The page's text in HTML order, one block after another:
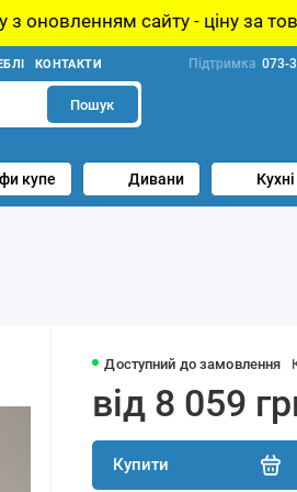
- ціну за товар уточнюйте
КОНТАКТИ Підтримка 073-
Пошук
купе Дивани Кухні
Доступний до замовлення
від 8 059
Купити